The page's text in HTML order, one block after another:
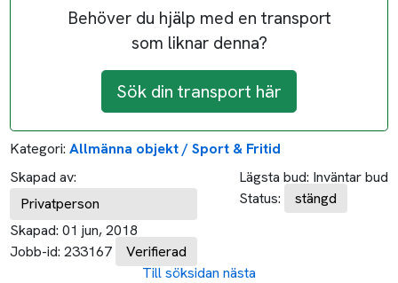
Behöver du hjälp med en transport
som liknar denna?
Sök din transport här
Kategori: Allmänna objekt / Sport & Fritid
Skapad av:
Privatperson
Skapad: 01 jun, 2018
Jobb-id: 233167 Verifierad
Lägsta bud: Inväntar bud
Status:
stängd
Till söksidan nästa